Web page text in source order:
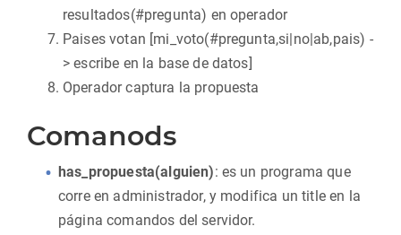
resultados(#pregunta) en operador
Paises votan [mi_voto(#pregunta,si|no|ab,pais) -
> escribe en la base de datos]
Operador captura la propuesta
Comanods
has_propuesta(alguien): es un programa que
corre en administrador, y modifica un title en la
página comandos del servidor.